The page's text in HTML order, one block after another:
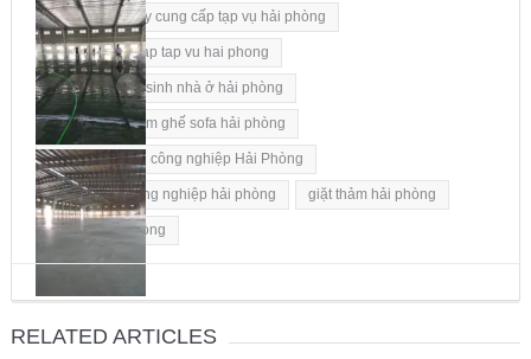
Tags:
công ty cung cấp tạp vụ hải phòng
dich vu cung cap tap vu hai phong
dịch vụ dọn vệ sinh nhà ở hải phòng
dịch vụ giặt thảm ghế sofa hải phòng
Dịch vụ vệ sinh công nghiệp Hải Phòng
dọn vệ sinh công nghiệp hải phòng giặt thảm hải phòng
Vệ sinh hải phòng
RELATED ARTICLES